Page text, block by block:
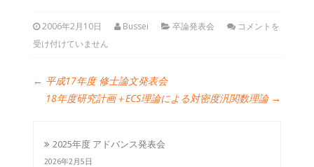
2006年2月10日 Bussei 卒論発表会
コメントを
受け付けていません
← 平成17年度 修士論文発表会
18年度研究計画＋ECS理論による対密度汎関数理論 →
2025年度 アドバンス発表会
2026年2月5日